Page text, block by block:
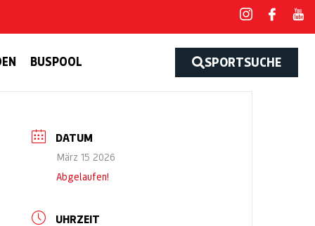
BUSPOOL SPORTSUCHE
DATUM
März 15 2026
Abgelaufen!
UHRZEIT